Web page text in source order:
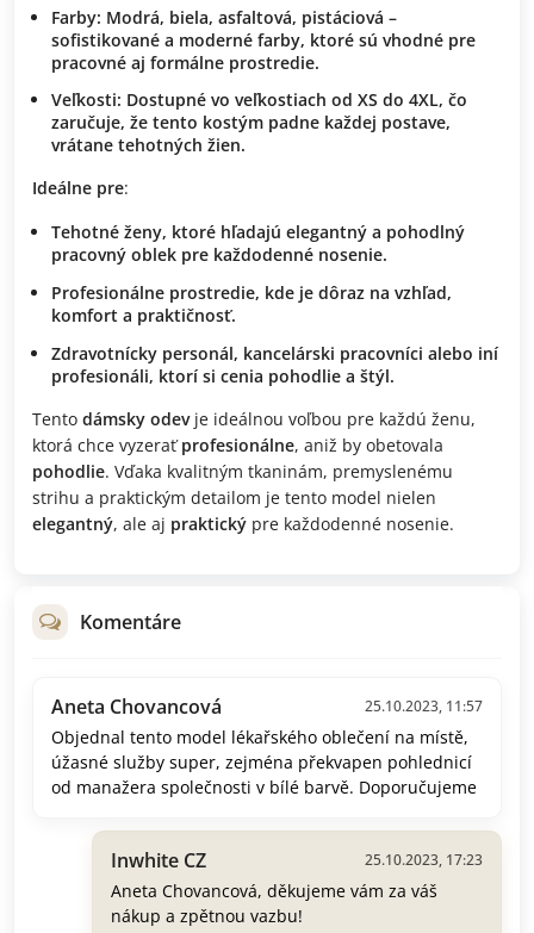
Farby: Modrá, biela, asfaltová, pistáciová –
sofistikované a moderné farby, ktoré sú vhodné pre
pracovné aj formálne prostredie.
Veľkosti: Dostupné vo veľkostiach od XS do 4XL, čo
zaručuje, že tento kostým padne každej postave,
vrátane tehotných žien.
Ideálne pre:
Tehotné ženy, ktoré hľadajú elegantný a pohodlný
pracovný oblek pre každodenné nosenie.
Profesionálne prostredie, kde je dôraz na vzhľad,
komfort a praktičnosť.
Zdravotnícky personál, kancelárski pracovníci alebo iní
profesionáli, ktorí si cenia pohodlie a štýl.
Tento dámsky odevje ideálnou voľbou pre každú ženu,
ktorá chce vyzeraťprofesionálne, aniž by obetovala
pohodlie. Vďaka kvalitným tkaninám, premyslenému
strihu a praktickým detailom je tento model nielen
elegantný, ale aj praktický pre každodenné nosenie.
Komentáre
Aneta Chovancová 25.10.2023, 11:57
Objednal tento model lékařského oblečení na místě,
úžasné služby super, zejména překvapen pohlednicí
od manažera společnosti v bílé barvě. Doporučujeme
Inwhite CZ 25.10.2023, 17:23
Aneta Chovancová, děkujeme vám za váš
nákup a zpětnou vazbu!